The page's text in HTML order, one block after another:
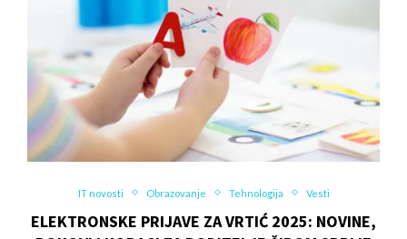
IT novosti Obrazovanje Tehnologija Vesti
ELEKTRONSKE PRIJAVE ZA VRTIĆ 2025: NOVINE,